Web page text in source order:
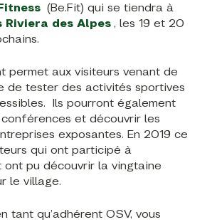
(Be.Fit) qui se tiendra à
Riviera des Alpes , les 19 et 20
permet aux visiteurs venant de
de tester des activités sportives
Ils pourront également
et découvrir les
exposantes. En 2019 ce
qui ont participé à
ont pu découvrir la vingtaine
le village.
tant qu’adhérent OSV, vous